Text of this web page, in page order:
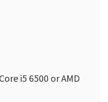
i5 6500 or AMD